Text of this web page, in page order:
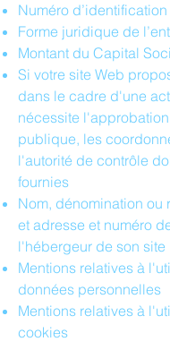
Numéro
Forme juridique de
Montant du Capital
Si votre site Web
dans le cadre d'une
nécessite
publique, les
l'autorité de contrôle
fournies
Nom, dénomination ou
et adresse et numéro
l'hébergeur de son site
Mentions relatives à
données personnelles
Mentions relatives à
cookies